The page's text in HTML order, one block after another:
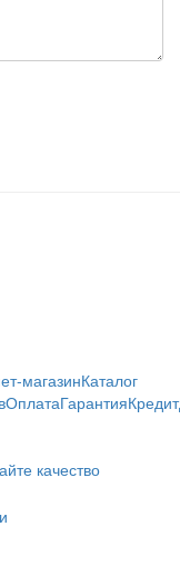
магазинКаталог
ОплатаГарантияКредит